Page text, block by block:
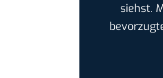
siehst.